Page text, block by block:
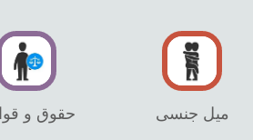
میل جنسی حقوق و